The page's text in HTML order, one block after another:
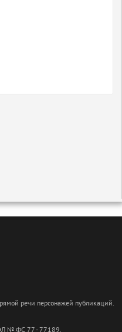
речи персонажей публикаций.
ЭЛ № ФС 77 - 77189.